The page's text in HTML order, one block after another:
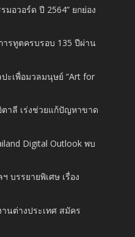
มอวอร์ด ปี 2564” ยกย่อง
รทูตครบรอบ 135 ปีผ่าน
ะเพื่อมวลมนุษย์ “Art for
าลี เร่งช่วยแก้ปัญหาขาด
Digital Outlook พบ
บรรยายพิเศษ เรื่อง
นต่างประเทศ สมัคร